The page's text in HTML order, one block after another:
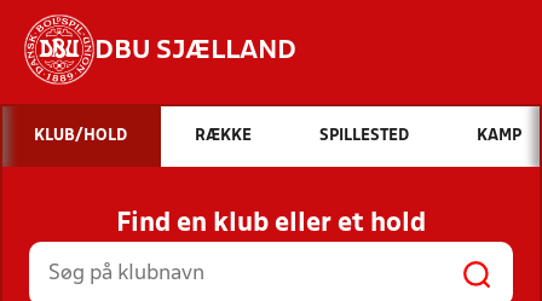
DBU SJÆLLAND
Hvad vil du søge efter?
INDHOLD OG NYHEDER
STILLINGER, RESULTATER, KLUBBER OG
HOLD
KLUB/HOLD RÆKKE SPILLESTED KAMP
Find en klub eller et hold